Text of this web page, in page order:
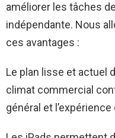
améliorer les tâches
indépendante. Nous
ces avantages :
Le plan lisse et actuel
climat commercial
général et